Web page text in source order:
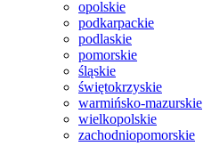
opolskie
podkarpackie
podlaskie
pomorskie
śląskie
świętokrzyskie
warmińsko-mazurskie
wielkopolskie
zachodniopomorskie